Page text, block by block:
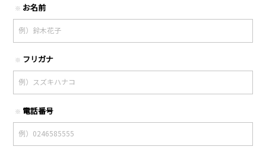
※ お名前
※ フリガナ
※ 電話番号